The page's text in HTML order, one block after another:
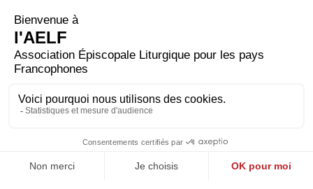
le Seigneur, aux éclats du cor.
ORAISON
Nous t'en prions, Dieu tout-puissant, conforme notre
dans la joie : qu'il nous protège par sa force et nous
apporte le salut.